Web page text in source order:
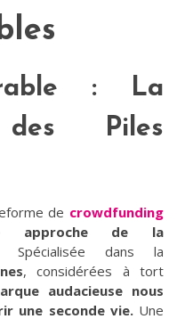
: La
des Piles
de crowdfunding
approche de la
Spécialisée dans la
, considérées à tort
audacieuse nous
une seconde vie.Une